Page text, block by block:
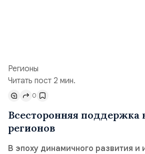
Регионы
Читать пост 2 мин.
0
Всесторонняя поддержка
регионов
В эпоху динамичного развития и